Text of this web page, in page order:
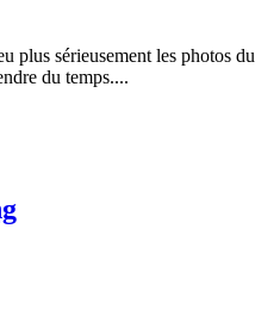
plus sérieusement les photos du
du temps....